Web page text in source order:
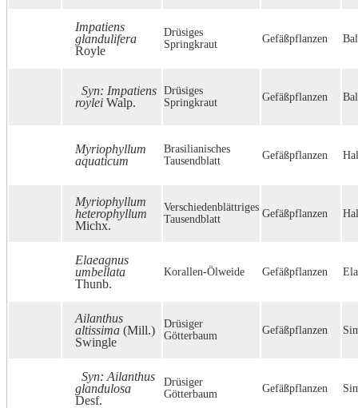
Impatiens
glandulifera
Royle
Drüsiges
Springkraut
Gefäßpflanzen
Syn: Impatiens
roylei Walp.
Drüsiges
Springkraut
Gefäßpflanzen
Myriophyllum
aquaticum
Brasilianisches
Tausendblatt
Gefäßpflanzen
Myriophyllum
heterophyllum
Michx.
Verschiedenblättriges
Tausendblatt
Gefäßpflanzen
Elaeagnus
umbellata
Thunb.
Korallen-Ölweide Gefäßpflanzen
Ailanthus
altissima (Mill.)
Swingle
Drüsiger
Götterbaum
Gefäßpflanzen
Syn: Ailanthus
glandulosa
Desf.
Drüsiger
Götterbaum
Gefäßpflanzen